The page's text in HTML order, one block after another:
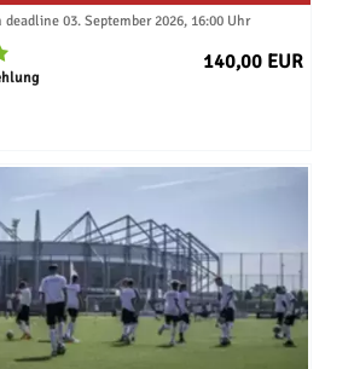
03. September 2026, 16:00 Uhr
140,00 EUR